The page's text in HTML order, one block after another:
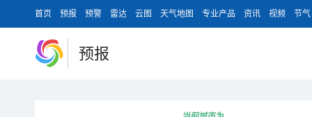
首页 预报 预警 雷达 云图 天气地图 专业产品 资讯 视频 节气
预报